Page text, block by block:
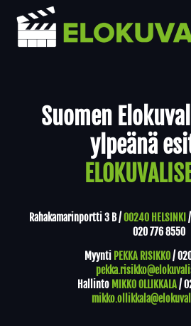
Suomen
ylpeänä
Rahakamarinportti 3 B /00240 HELSINKI /
020 776 8550
Myynti PEKKA RISIKKO/
Hallinto MIKKO OLLIKKALA/